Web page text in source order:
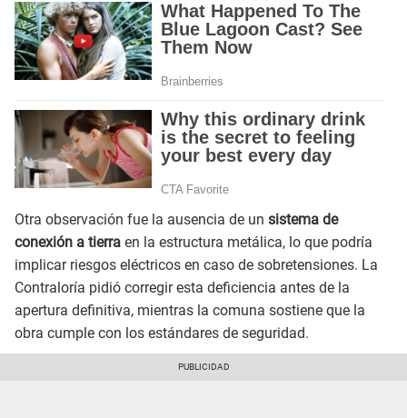
Otra observación fue la ausencia de un sistema de
conexión a tierra en la estructura metálica, lo que podría
implicar riesgos eléctricos en caso de sobretensiones. La
Contraloría pidió corregir esta deficiencia antes de la
apertura definitiva, mientras la comuna sostiene que la
obra cumple con los estándares de seguridad.